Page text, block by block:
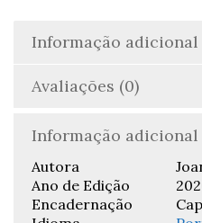
Informação adicional
Avaliações (0)
Informação adicional
Autora
Ano de Edição
Encadernação